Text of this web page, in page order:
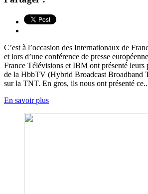
C’est à l’occasion des Internationaux de
et lors d’une conférence de presse
France Télévisions et IBM ont présenté leurs
de la HbbTV (Hybrid Broadcast Broadband
sur la TNT. En gros, ils nous ont présenté
En savoir plus